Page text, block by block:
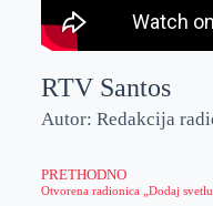
RTV Santos
Autor: Redakcija
PRETHODNO